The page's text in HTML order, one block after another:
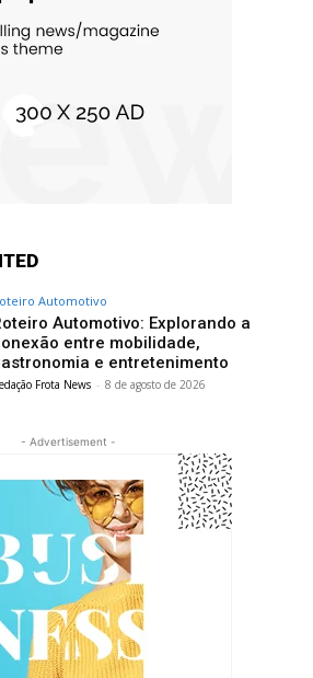
Automotivo
Automotivo: Explorando a
entre mobilidade,
e entretenimento
Frota News - 8 de agosto de 2026
- Advertisement -